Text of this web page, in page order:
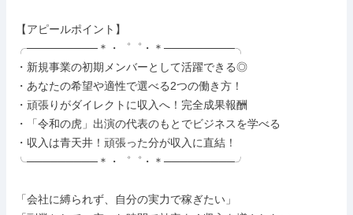
【アピールポイント】
╭─────────＊・゜゜・＊─────────╮
・新規事業の初期メンバーとして活躍できる◎
・あなたの希望や適性で選べる2つの働き方！
・頑張りがダイレクトに収入へ！完全成果報酬
・「令和の虎」出演の代表のもとでビジネスを学べる
・収入は青天井！頑張った分が収入に直結！
╰─────────＊・゜゜・＊─────────╯
「会社に縛られず、自分の実力で稼ぎたい」